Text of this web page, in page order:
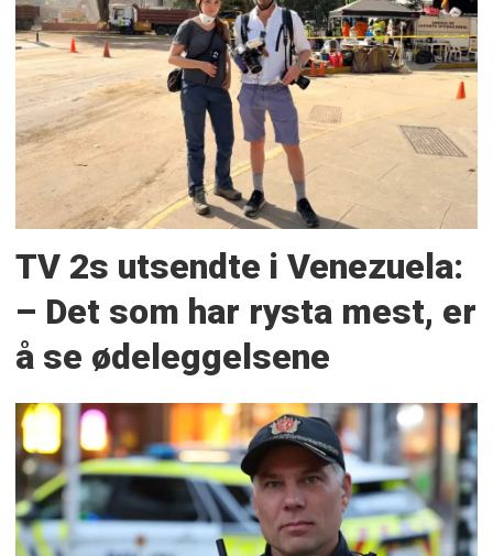
TV 2s utsendte i Venezuela:
– Det som har rysta mest, er
å se ødeleggelsene